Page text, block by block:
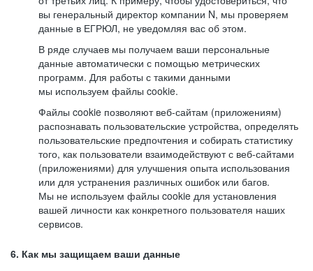
вы генеральный директор компании N, мы проверяем
данные в ЕГРЮЛ, не уведомляя вас об этом.
В ряде случаев мы получаем ваши персональные
данные автоматически с помощью метрических
программ. Для работы с такими данными
мы используем файлы cookie.
Файлы cookie позволяют веб-сайтам (приложениям)
распознавать пользовательские устройства, определять
пользовательские предпочтения и собирать статистику
того, как пользователи взаимодействуют с веб-сайтами
(приложениями) для улучшения опыта использования
или для устранения различных ошибок или багов.
Мы не используем файлы cookie для установления
вашей личности как конкретного пользователя наших
сервисов.
6. Как мы защищаем ваши данные